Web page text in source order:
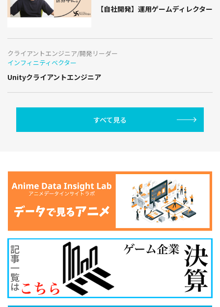
【自社開発】運用ゲームディレクター
クライアントエンジニア/開発リーダー
インフィニティベクター
Unityクライアントエンジニア
すべて見る